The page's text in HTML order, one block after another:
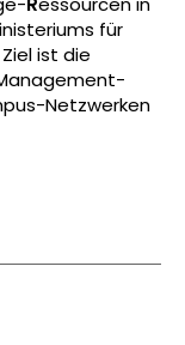
für
ist die
Netzwerken